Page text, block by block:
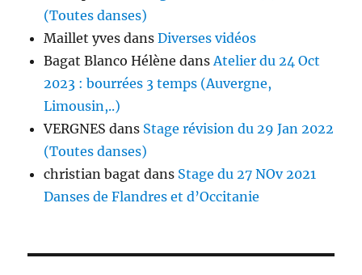
(Toutes danses)
Maillet yves dansDiverses vidéos
Bagat Blanco Hélène dansAtelier du 24 Oct
2023 : bourrées 3 temps (Auvergne,
Limousin,..)
VERGNES dans Stage révision du 29 Jan 2022
(Toutes danses)
christian bagat dans Stage du 27 NOv 2021
Danses de Flandres et d’Occitanie